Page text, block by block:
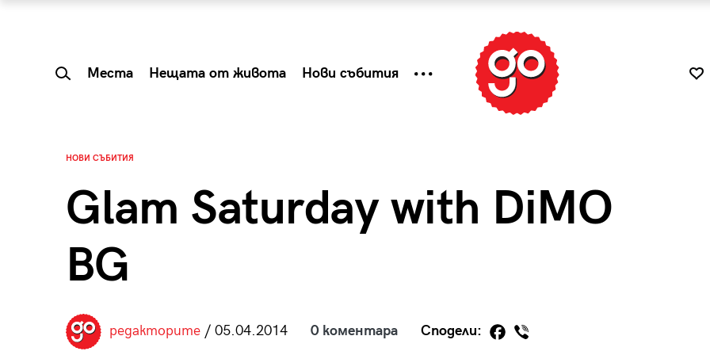
Места Нещата от живота Нови събития
НОВИ СЪБИТИЯ
Glam Saturday with DiMO
BG
редакторите/ 05.04.2014 0 коментара Сподели:
Summer Prelude: как
Tender is the Wine – Какво